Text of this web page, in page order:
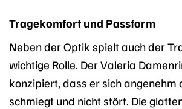
Tragekomfort und Passform
Neben der Optik spielt auch der
wichtige Rolle. Der Valeria
konzipiert, dass er sich angenehm
schmiegt und nicht stört. Die